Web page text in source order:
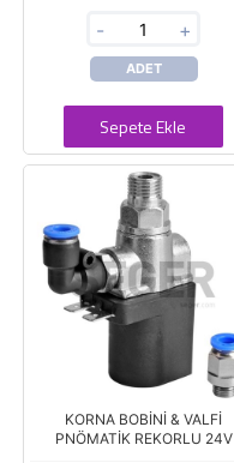
- +
ADET
Sepete Ekle
KORNA BOBİNİ & VALFİ
PNÖMATİK REKORLU 24V